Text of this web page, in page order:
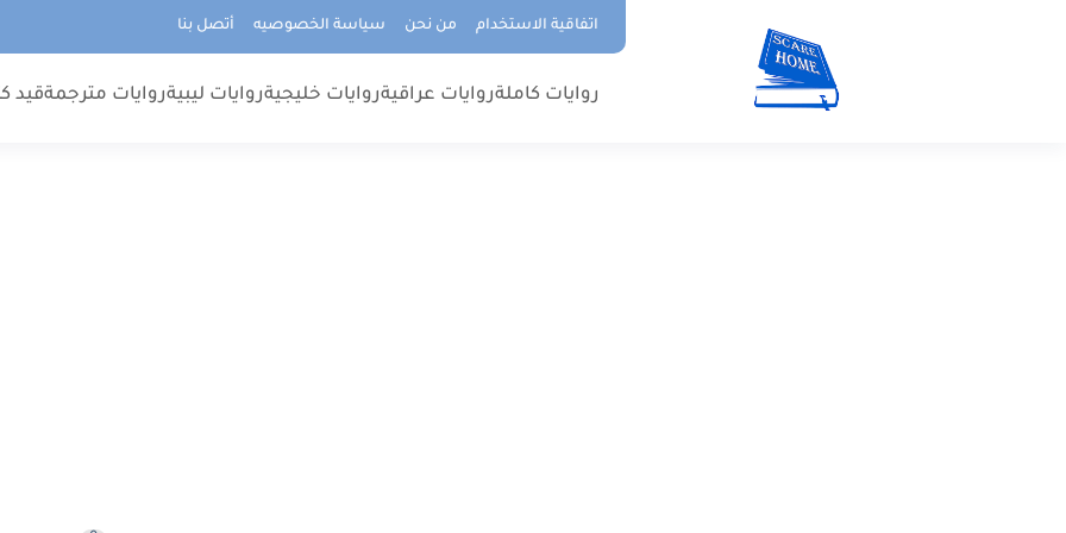
اتفاقية الاستخدام من نحن سياسة الخصوصيه أتصل بنا
روايات كاملةروايات عراقيةروايات خليجيةروايات ليبيةروايات مترجمةقيد